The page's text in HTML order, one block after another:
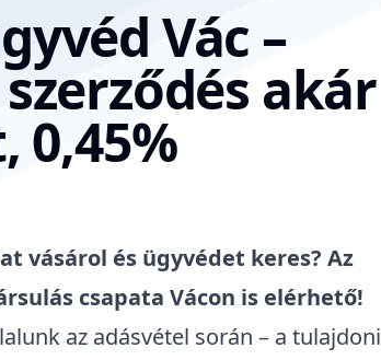
Vác –
akár
0,45%
vásárol és ügyvédet keres? Az
csapata Vácon is elérhető!
az adásvétel során – a tulajdoni